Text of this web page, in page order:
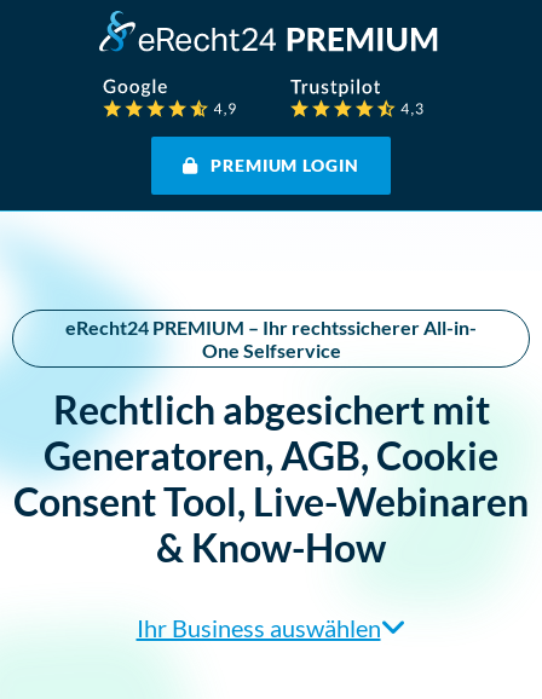
PREMIUM LOGIN
eRecht24 PREMIUM – Ihr rechtssicherer All-in-
One Selfservice
Rechtlich abgesichert mit
Generatoren, AGB, Cookie
Consent Tool, Live-Webinaren
& Know-How
Ihr Business auswählen